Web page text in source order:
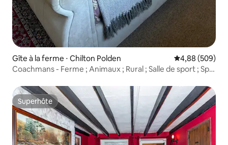
Gîte à la ferme ⋅ Chilton Polden Évaluation
4,88 (509)
Coachmans - Ferme ; Animaux ; Rural ; Salle de sport ; Spa
Superhôte
Superhôte